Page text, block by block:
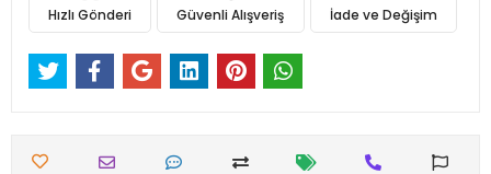
Hızlı Gönderi Güvenli Alışveriş İade ve Değişim